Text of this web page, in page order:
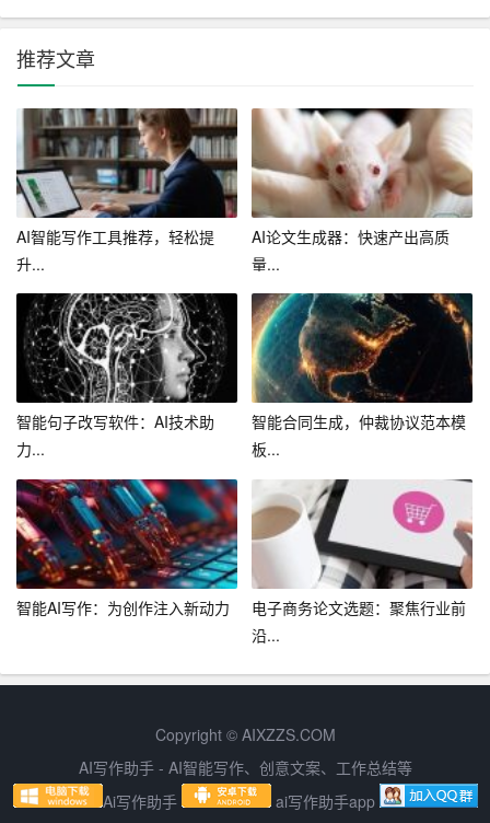
诉求的文本具有重要意义。
三、智能AI助手对人类社会的影响
1. 提高工作效率：智能AI助手能够自动生成文本，大大提
高了人们的写作效率。这意味着人们可以将更多的时间和
精力投入到其他更有价值的工作中，提高整体工作效率。
2. 促进文化交流：智能AI助手具备语言翻译功能，使得跨
语言交流变得更加便捷。这有助于不同国家和地区的人们
3. 个性化教育：智能AI助手可以根据学生的需求，提供个
性化的写作建议和辅导。这有助于提高学生的写作水平，
培养更多的文学人才。
4. 创新媒体产业：智能AI助手能够自动生成新闻报道，为
可以根据用户的需求，提供个性化的新闻推荐。
5. 文艺创作：智能AI助手可以帮助作家进行文学创作，提
供创意和灵感。这对于文艺作品的产量和质量都具有积极
意义。
它不仅能够自动生成文本，还能提供翻译、校对、写作建
议等多种功能。智能AI助手对人类社会产生了深远的影
响，提高了工作效率，促进了文化交流，推动了教育创
推荐文章
AI智能写作工具推荐，轻松提
升...
AI论文生成器：快速产出高质
量...
智能句子改写软件：AI技术助
力...
智能合同生成，仲裁协议范本模
板...
智能AI写作：为创作注入新动力
电子商务论文选题：聚焦行业前
沿...
Copyright © AIXZZS.COM
AI写作助手 - AI智能写作、创意文案、工作总结等
Ai写作助手
ai写作助手app